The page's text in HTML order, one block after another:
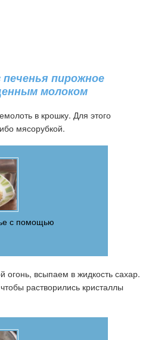
пирожное
молоком
в крошку. Для этого
мясорубкой.
с помощью
всыпаем в жидкость сахар.
растворились кристаллы